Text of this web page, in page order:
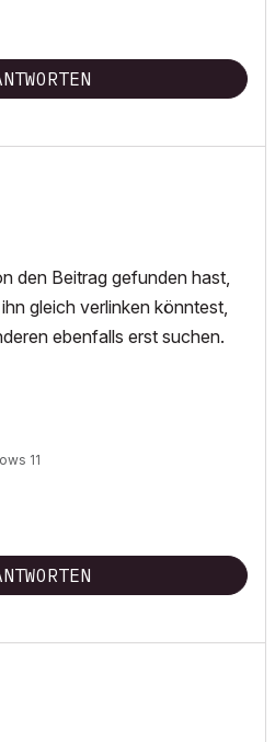
den Beitrag gefunden hast,
gleich verlinken könntest,
ebenfalls erst suchen.
11